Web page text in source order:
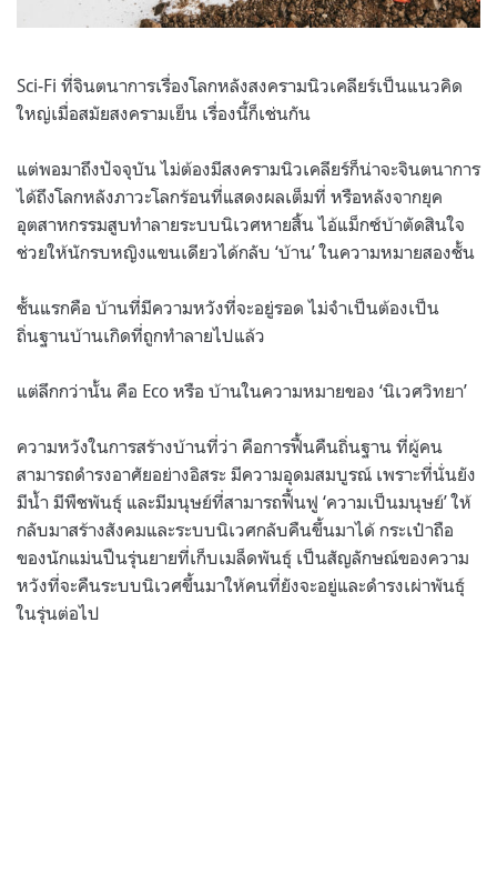
Sci-Fi ที่จินตนาการเรื่องโลกหลังสงครามนิวเคลียร์เป็นแนวคิด
ใหญ่เมื่อสมัยสงครามเย็น เรื่องนี้ก็เช่นกัน
แต่พอมาถึงปัจจุบัน ไม่ต้องมีสงครามนิวเคลียร์ก็น่าจะจินตนาการ
ได้ถึงโลกหลังภาวะโลกร้อนที่แสดงผลเต็มที่ หรือหลังจากยุค
อุตสาหกรรมสูบทำลายระบบนิเวศหายสิ้น ไอ้แม็กซ์บ้าตัดสินใจ
ช่วยให้นักรบหญิงแขนเดียวได้กลับ ‘บ้าน’ ในความหมายสองชั้น
ชั้นแรกคือ บ้านที่มีความหวังที่จะอยู่รอด ไม่จำเป็นต้องเป็น
ถิ่นฐานบ้านเกิดที่ถูกทำลายไปแล้ว
แต่ลึกกว่านั้น คือ Eco หรือ บ้านในความหมายของ ‘นิเวศวิทยา’
ความหวังในการสร้างบ้านที่ว่า คือการฟื้นคืนถิ่นฐาน ที่ผู้คน
สามารถดำรงอาศัยอย่างอิสระ มีความอุดมสมบูรณ์ เพราะที่นั่นยัง
มีน้ำ มีพืชพันธุ์ และมีมนุษย์ที่สามารถฟื้นฟู ‘ความเป็นมนุษย์’ ให้
กลับมาสร้างสังคมและระบบนิเวศกลับคืนขึ้นมาได้ กระเป๋าถือ
ของนักแม่นปืนรุ่นยายที่เก็บเมล็ดพันธุ์ เป็นสัญลักษณ์ของความ
หวังที่จะคืนระบบนิเวศขึ้นมาให้คนที่ยังจะอยู่และดำรงเผ่าพันธุ์
ในรุ่นต่อไป